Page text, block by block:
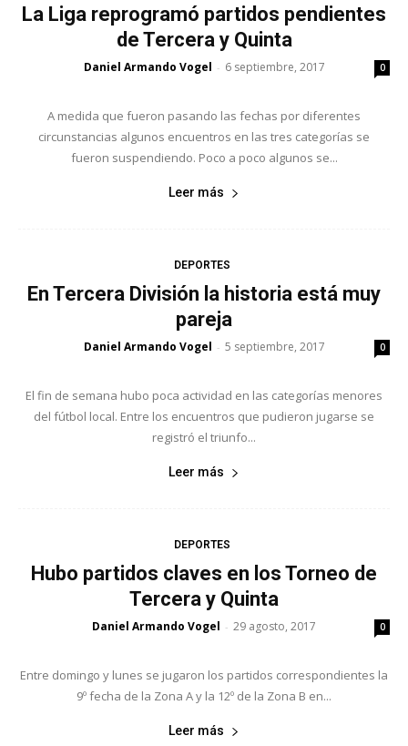
La Liga reprogramó partidos pendientes
de Tercera y Quinta
Daniel Armando Vogel - 6 septiembre, 2017 0
A medida que fueron pasando las fechas por diferentes
circunstancias algunos encuentros en las tres categorías se
fueron suspendiendo. Poco a poco algunos se...
Leer más
DEPORTES
En Tercera División la historia está muy
pareja
Daniel Armando Vogel - 5 septiembre, 2017 0
El fin de semana hubo poca actividad en las categorías menores
del fútbol local. Entre los encuentros que pudieron jugarse se
registró el triunfo...
Leer más
DEPORTES
Hubo partidos claves en los Torneo de
Tercera y Quinta
Daniel Armando Vogel - 29 agosto, 2017 0
Entre domingo y lunes se jugaron los partidos correspondientes la
9º fecha de la Zona A y la 12º de la Zona B en...
Leer más